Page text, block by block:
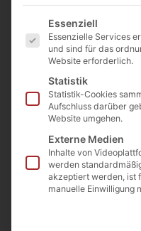
Beschreibung
Körnung: ca.
Es folgt eine Liste
Essenziell
Essenzielle Services
und sind für das
Website erforderlich.
Statistik
Statistik-Cookies
Aufschluss darüber
Website umgehen.
Externe Medien
Inhalte von
werden
akzeptiert werden, ist
manuelle Einwilligung